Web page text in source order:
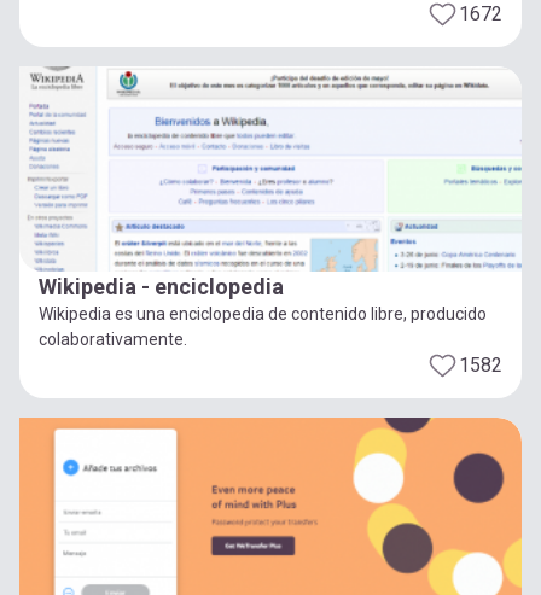
1672
Wikipedia - enciclopedia
Wikipedia es una enciclopedia de contenido libre, producido
colaborativamente.
1582